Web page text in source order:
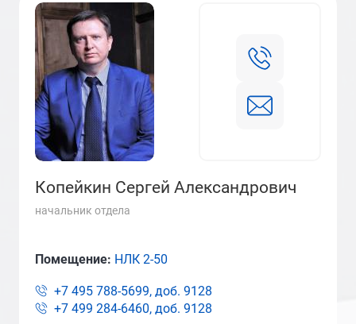
Копейкин Сергей Александрович
начальник отдела
Помещение: НЛК 2-50
+7 495 788-5699, доб. 9128
+7 499 284-6460, доб. 9128